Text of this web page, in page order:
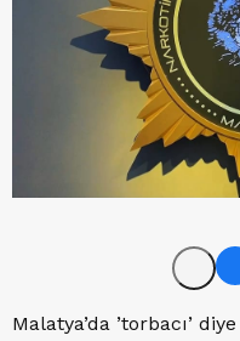
Malatya’da ’torbacı’